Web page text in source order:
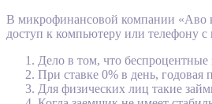
В микрофинансовой компании «Аво
доступ к компьютеру или телефону
Дело в том, что
При ставке 0% в день, годовая
Для физических лиц такие